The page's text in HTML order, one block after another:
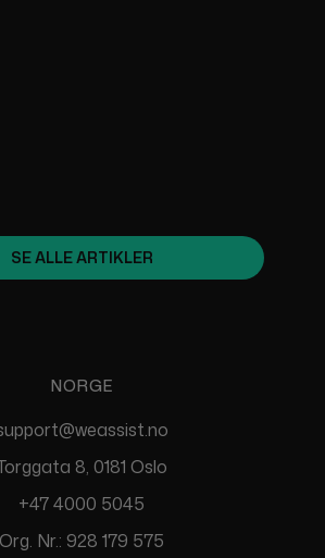
SE ALLE ARTIKLER
NORGE
8, 0181 Oslo
+47 4000 5045
Org. Nr.: 928 179 575